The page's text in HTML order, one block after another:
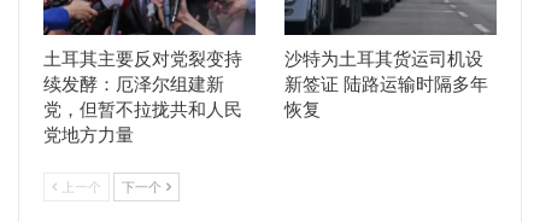
土耳其主要反对党裂变持
续发酵：厄泽尔组建新
党，但暂不拉拢共和人民
党地方力量
沙特为土耳其货运司机设
新签证 陆路运输时隔多年
恢复
上一个 下一个